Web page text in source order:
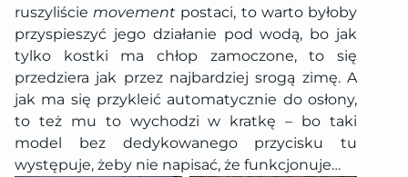
ruszyliście movement postaci, to warto byłoby
przyspieszyć jego działanie pod wodą, bo jak
tylko kostki ma chłop zamoczone, to się
przedziera jak przez najbardziej srogą zimę. A
jak ma się przykleić automatycznie do osłony,
to też mu to wychodzi w kratkę – bo taki
model bez dedykowanego przycisku tu
występuje, żeby nie napisać, że funkcjonuje…